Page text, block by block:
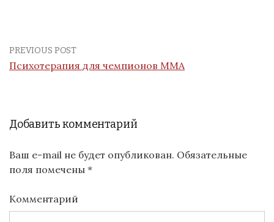
PREVIOUS POST
Психотерапия для чемпионов MMA
Добавить комментарий
Ваш e-mail не будет опубликован. Обязательные
поля помечены *
Комментарий